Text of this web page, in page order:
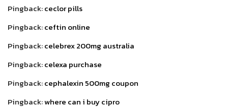
Pingback:ceclor pills
Pingback:ceftin online
Pingback:celebrex 200mg australia
Pingback:celexa purchase
Pingback:cephalexin 500mg coupon
Pingback:where can i buy cipro